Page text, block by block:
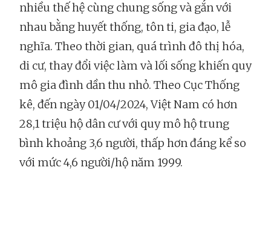
nhiều thế hệ cùng chung sống và gắn với
nhau bằng huyết thống, tôn ti, gia đạo, lễ
nghĩa. Theo thời gian, quá trình đô thị hóa,
di cư, thay đổi việc làm và lối sống khiến quy
mô gia đình dần thu nhỏ. Theo Cục Thống
kê, đến ngày 01/04/2024, Việt Nam có hơn
28,1 triệu hộ dân cư với quy mô hộ trung
bình khoảng 3,6 người, thấp hơn đáng kể so
với mức 4,6 người/hộ năm 1999.